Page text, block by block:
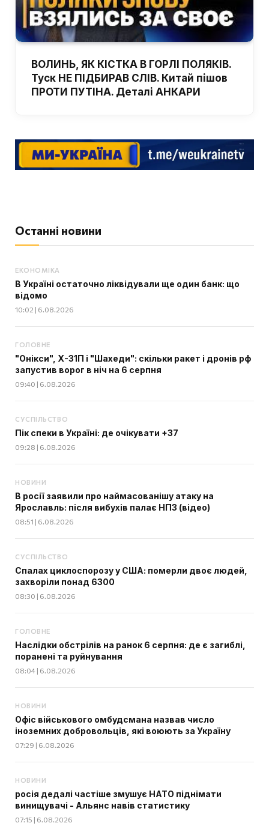
ВОЛИНЬ, ЯК КІСТКА В ГОРЛІ ПОЛЯКІВ.
Туск НЕ ПІДБИРАВ СЛІВ. Китай пішов
ПРОТИ ПУТІНА. Деталі АНКАРИ
Останні новини
ЕКОНОМІКА
В Україні остаточно ліквідували ще один банк: що
відомо
10:02 | 6.08.2026
ГОЛОВНЕ
"Онікси", Х-31П і "Шахеди": скільки ракет і дронів рф
запустив ворог в ніч на 6 серпня
09:40 | 6.08.2026
СУСПІЛЬСТВО
Пік спеки в Україні: де очікувати +37
09:28 | 6.08.2026
НОВИНИ
В росії заявили про наймасованішу атаку на
Ярославль: після вибухів палає НПЗ (відео)
08:51 | 6.08.2026
СУСПІЛЬСТВО
Спалах циклоспорозу у США: померли двоє людей,
захворіли понад 6300
08:30 | 6.08.2026
ГОЛОВНЕ
Наслідки обстрілів на ранок 6 серпня: де є загиблі,
поранені та руйнування
08:04 | 6.08.2026
НОВИНИ
Офіс військового омбудсмана назвав число
іноземних добровольців, які воюють за Україну
07:29 | 6.08.2026
НОВИНИ
росія дедалі частіше змушує НАТО піднімати
винищувачі - Альянс навів статистику
07:15 | 6.08.2026